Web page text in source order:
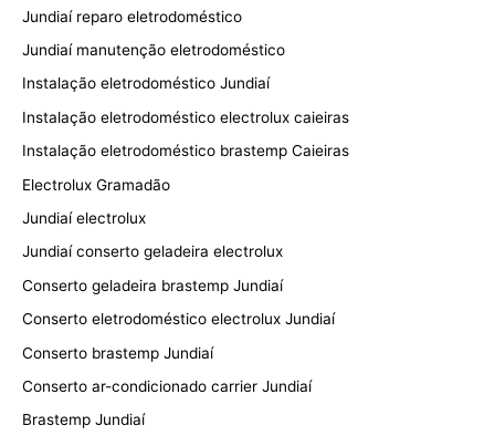
Jundiaí reparo eletrodoméstico
Jundiaí manutenção eletrodoméstico
Instalação eletrodoméstico Jundiaí
Instalação eletrodoméstico electrolux caieiras
Instalação eletrodoméstico brastemp Caieiras
Electrolux Gramadão
Jundiaí electrolux
Jundiaí conserto geladeira electrolux
Conserto geladeira brastemp Jundiaí
Conserto eletrodoméstico electrolux Jundiaí
Conserto brastemp Jundiaí
Conserto ar-condicionado carrier Jundiaí
Brastemp Jundiaí